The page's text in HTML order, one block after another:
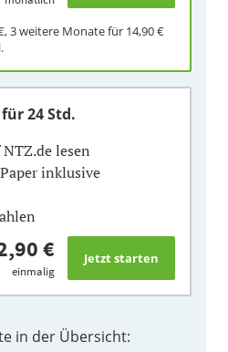
, 3 weitere Monate für 14,90 €
für 24 Std.
lesen
inklusive
€
einmalig
in der Übersicht: